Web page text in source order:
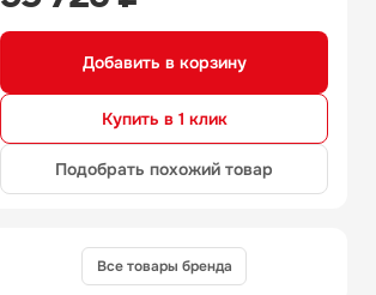
Добавить в корзину
Купить в 1 клик
Подобрать похожий товар
Все товары бренда